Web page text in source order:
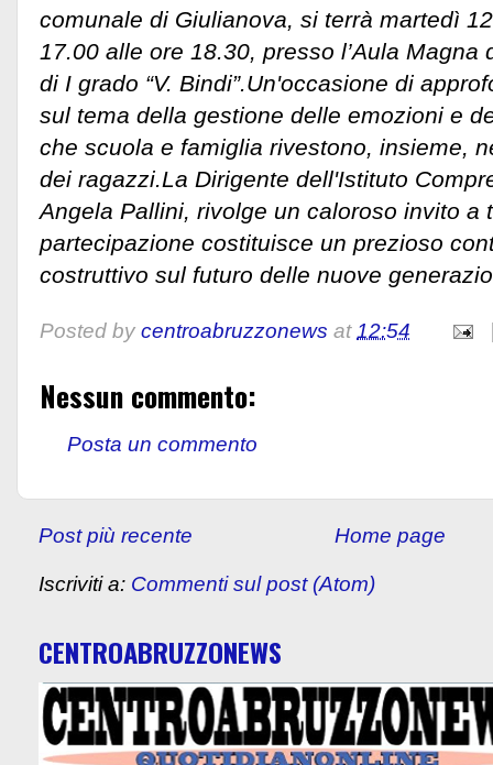
comunale di Giulianova, si terrà martedì
17.00 alle ore 18.30, presso l’Aula
di I grado “V. Bindi”.Un'occasione di
sul tema della gestione delle emozioni e
che scuola e famiglia rivestono, insieme,
dei ragazzi. La Dirigente dell'Istituto
Angela Pallini, rivolge un caloroso invito a
partecipazione costituisce un prezioso
costruttivo sul futuro delle nuove
Posted by centroabruzzonews at12:54
Nessun commento:
Posta un commento
Post più recente Home page
Iscriviti a: Commenti sul post (Atom)
CENTROABRUZZONEWS